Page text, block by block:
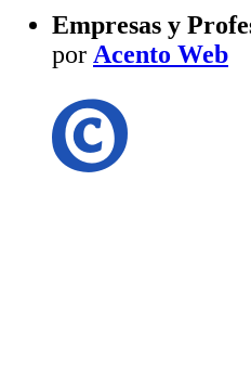
Empresas y
por Acento Web